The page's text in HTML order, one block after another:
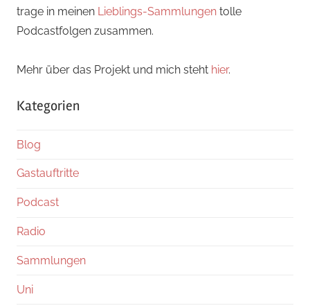
trage in meinen Lieblings-Sammlungen tolle
Podcastfolgen zusammen.
Mehr über das Projekt und mich steht hier.
Kategorien
Blog
Gastauftritte
Podcast
Radio
Sammlungen
Uni